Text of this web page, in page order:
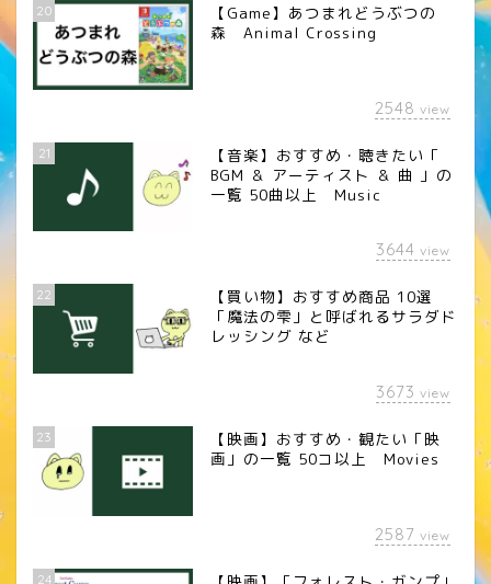
20
【Game】あつまれどうぶつの
森 Animal Crossing
2548 view
21
【音楽】おすすめ・聴きたい「
BGM ＆ アーティスト ＆ 曲 」の
一覧 50曲以上 Music
3644 view
22
【買い物】おすすめ商品 10選
「魔法の雫」と呼ばれるサラダド
レッシング など
3673 view
23
【映画】おすすめ・観たい「映
画」の一覧 50コ以上 Movies
2587 view
24